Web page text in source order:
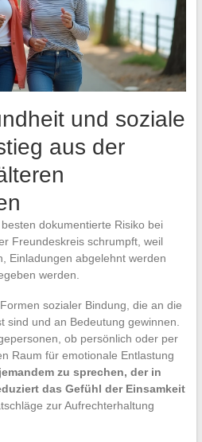
und soziale
aus der
dokumentierte Risiko bei
Freundeskreis schrumpft, weil
Einladungen abgelehnt werden
werden.
sozialer Bindung, die an die
sind und an Bedeutung gewinnen.
ob persönlich oder per
Raum für emotionale Entlastung
zu sprechen, der in
das Gefühl der Einsamkeit
zur Aufrechterhaltung